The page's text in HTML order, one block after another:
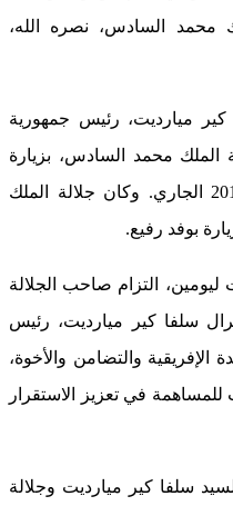
محمد السادس، نصره الله،
ميارديت، رئيس جمهورية
محمد السادس، بزيارة
رسمية لجوبا يومي 1 و2 فبراير 2017 الجاري. وكان جلالة الملك
بوفد رفيع.
التزام صاحب الجلالة
سلفا كير ميارديت، رئيس
والتضامن والأخوة،
للمساهمة في تعزيز الاستقرار
سلفا كير ميارديت وجلالة